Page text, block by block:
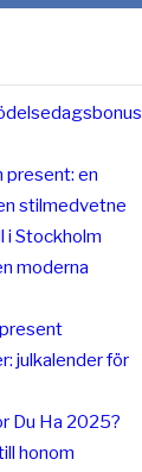
present: en
stilmedvetne
i Stockholm
moderna
julkalender för
Du Ha 2025?
honom